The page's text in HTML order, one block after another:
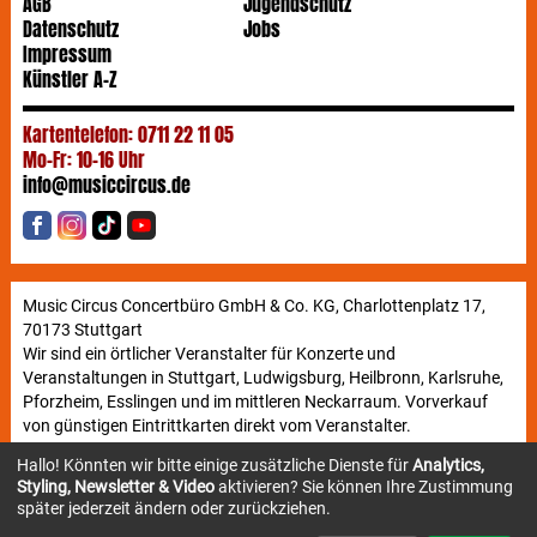
Datenschutz
Impressum
Jobs
Künstler A-Z
Kartentelefon: 0711 22 11 05
Mo-Fr: 10-16 Uhr
info@musiccircus.de
Music Circus Concertbüro GmbH & Co. KG, Charlottenplatz 17,
70173 Stuttgart
Wir sind ein örtlicher Veranstalter für Konzerte und
Veranstaltungen in Stuttgart, Ludwigsburg, Heilbronn, Karlsruhe,
Pforzheim, Esslingen und im mittleren Neckarraum. Vorverkauf
von günstigen Eintrittkarten direkt vom Veranstalter.
Newsletter
Hallo! Könnten wir bitte einige zusätzliche Dienste fürAnalytics,
Styling, Newsletter & Videoaktivieren? Sie können Ihre Zustimmung
später jederzeit ändern oder zurückziehen.